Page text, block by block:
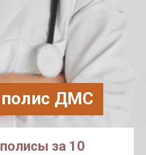
полис ДМС
за 10